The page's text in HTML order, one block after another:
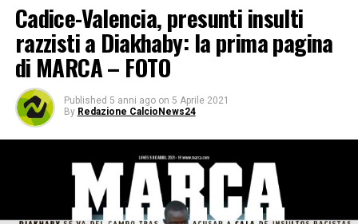
Cadice-Valencia, presunti insulti
razzisti a Diakhaby: la prima pagina
di MARCA – FOTO
Published 5 anni ago on 5 Aprile 2021
By Redazione CalcioNews24